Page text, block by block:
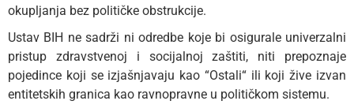
okupljanja bez političke obstrukcije.
Ustav BIH ne sadrži ni odredbe koje bi osigurale univerzalni
pristup zdravstvenoj i socijalnoj zaštiti, niti prepoznaje
pojedince koji se izjašnjavaju kao “Ostali“ ili koji žive izvan
entitetskih granica kao ravnopravne u političkom sistemu.